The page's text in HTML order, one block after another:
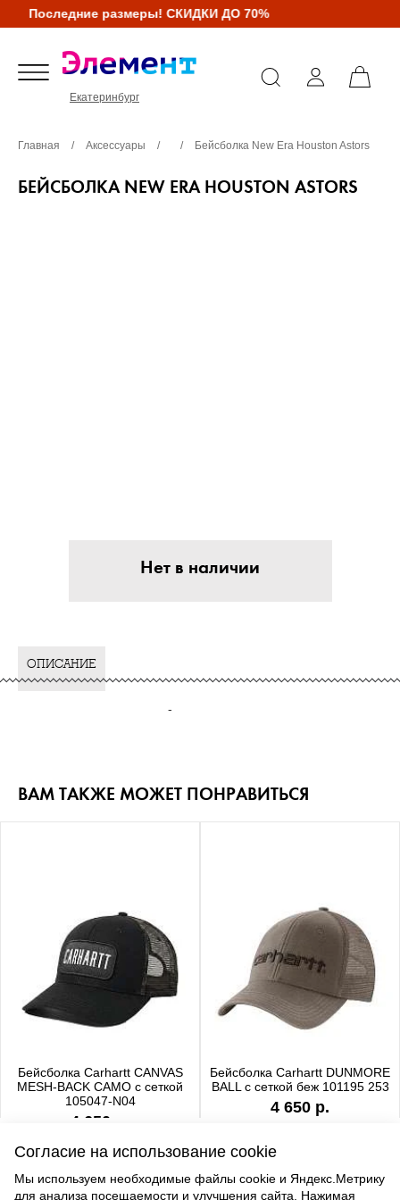
Последние размеры! СКИДКИ ДО 70%
Екатеринбург
Главная / Аксессуары / / Бейсболка New Era Houston Astors
БЕЙСБОЛКА NEW ERA HOUSTON ASTORS
Нет в наличии
ОПИСАНИЕ
-
ВАМ ТАКЖЕ МОЖЕТ ПОНРАВИТЬСЯ
Бейсболка Carhartt CANVAS
MESH-BACK CAMO с сеткой
105047-N04
4 650 р.
Бейсболка Carhartt DUNMORE
BALL с сеткой беж 101195 253
4 650 р.
Согласие на использование cookie
Мы используем необходимые файлы cookie и Яндекс.Метрику
для анализа посещаемости и улучшения сайта. Нажимая